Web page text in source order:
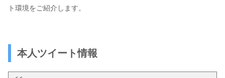
ト環境をご紹介します。
本人ツイート情報